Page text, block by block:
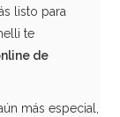
listo para
te
de
más especial,